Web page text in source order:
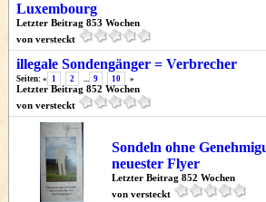
Luxembourg
Letzter Beitrag 853 Wochen
von versteckt
illegale Sondengänger = Verbrecher
Seiten: « 1 2 ... 9 10 »
Letzter Beitrag 852 Wochen
von versteckt
Sondeln ohne
neuester Flyer
Letzter Beitrag 852 Wochen
von versteckt